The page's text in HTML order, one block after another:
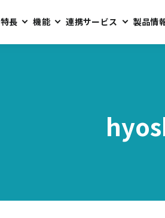
特長 機能 連携サービス 製品情